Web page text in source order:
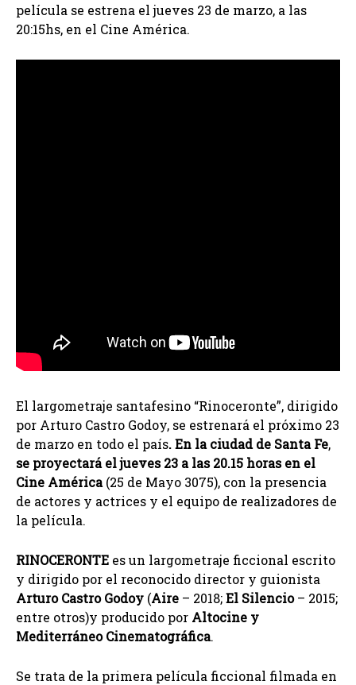
película se estrena el jueves 23 de marzo, a las
20:15hs, en el Cine América.
El largometraje santafesino “Rinoceronte”, dirigido
por Arturo Castro Godoy, se estrenará el próximo 23
de marzo en todo el país.En la ciudad de Santa Fe,
se proyectará el jueves 23 a las 20.15 horas en el
Cine América(25 de Mayo 3075), con la presencia
de actores y actrices y el equipo de realizadores de
la película.
RINOCERONTE es un largometraje ficcional escrito
y dirigido por el reconocido director y guionista
Arturo Castro Godoy (Aire – 2018;El Silencio– 2015;
entre otros)y producido por Altocine y
Mediterráneo Cinematográfica.
Se trata de la primera película ficcional filmada en